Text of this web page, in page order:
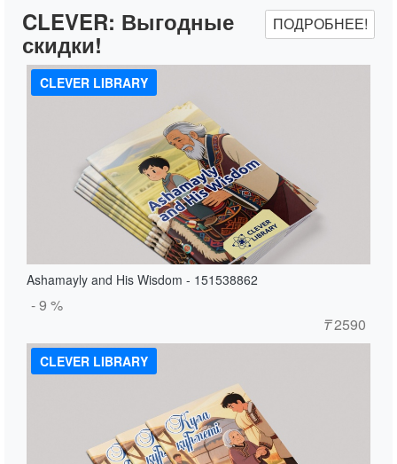
CLEVER: Выгодные
скидки!
ПОДРОБНЕЕ!
CLEVER LIBRARY
Ashamayly and His Wisdom - 151538862
- 9 %
₸2590
CLEVER LIBRARY